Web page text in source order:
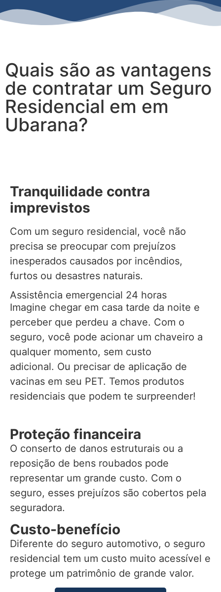
Quais são as vantagens
de contratar um Seguro
Residencial em em
Ubarana?
Tranquilidade contra
imprevistos
Com um seguro residencial, você não
precisa se preocupar com prejuízos
inesperados causados por incêndios,
furtos ou desastres naturais.
Assistência emergencial 24 horas
Imagine chegar em casa tarde da noite e
perceber que perdeu a chave. Com o
seguro, você pode acionar um chaveiro a
qualquer momento, sem custo
adicional. Ou precisar de aplicação de
vacinas em seu PET. Temos produtos
residenciais que podem te surpreender!
Proteção financeira
O conserto de danos estruturais ou a
reposição de bens roubados pode
representar um grande custo. Com o
seguro, esses prejuízos são cobertos pela
seguradora.
Custo-benefício
Diferente do seguro automotivo, o seguro
residencial tem um custo muito acessível e
protege um patrimônio de grande valor.